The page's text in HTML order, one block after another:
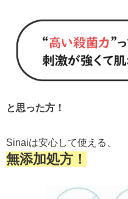
と思った方！
Sinaiは安心して使える、
無添加処方！